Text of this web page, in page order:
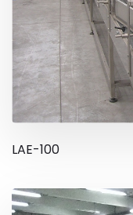
LAE-100